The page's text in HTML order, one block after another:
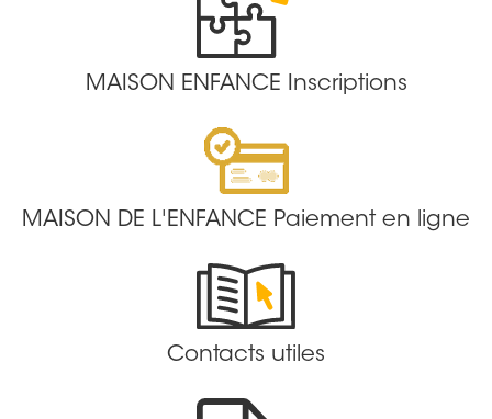
MAISON ENFANCE Inscriptions
MAISON DE L'ENFANCE Paiement en ligne
Contacts utiles